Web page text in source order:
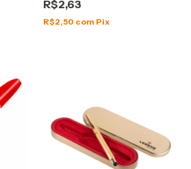
R$2,63
R$2,50 com Pix